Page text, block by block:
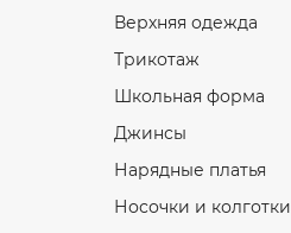
Верхняя одежда
Трикотаж
Школьная форма
Джинсы
Нарядные платья
Носочки и колготки